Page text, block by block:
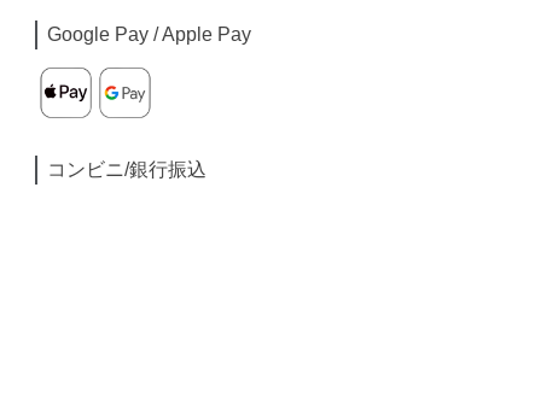
Google Pay / Apple Pay
コンビニ/銀行振込